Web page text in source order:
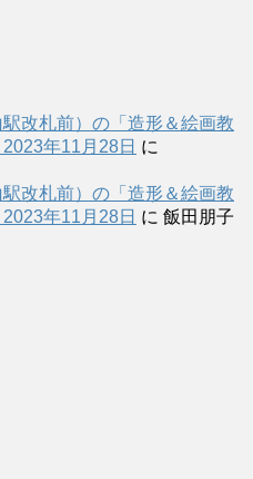
改札前）の「造形＆絵画教
年11月28日 に
改札前）の「造形＆絵画教
年11月28日 に 飯田朋子